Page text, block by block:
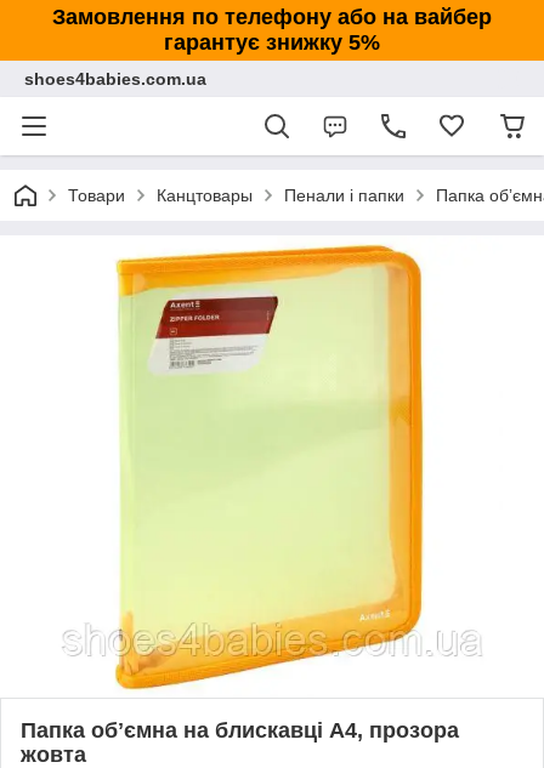
Замовлення по телефону або на вайбер
гарантує знижку 5%
shoes4babies.com.ua
Товари Канцтовары Пенали і папки Папка
Папка обʼємна на блискавці А4, прозора
жовта